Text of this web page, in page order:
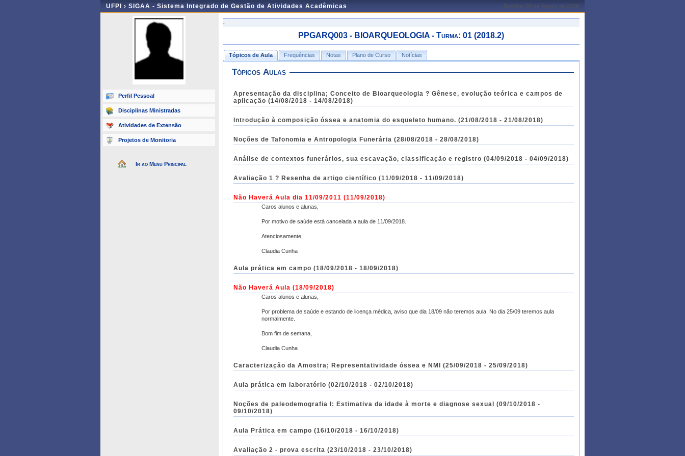
UFPI › SIGAA - Sistema Integrado de Gestão de Atividades Acadêmicas Teresina, 07 de Agosto de 2026
Perfil Pessoal
Disciplinas Ministradas
Atividades de Extensão
Projetos de Monitoria
Ir ao Menu Principal
-
PPGARQ003 - BIOARQUEOLOGIA - Turma: 01 (2018.2)
Tópicos de Aula Frequências Notas Plano de Curso Notícias
Tópicos Aulas
Apresentação da disciplina; Conceito de Bioarqueologia ? Gênese, evolução teórica e campos de
aplicação (14/08/2018 - 14/08/2018)
Introdução à composição óssea e anatomia do esqueleto humano. (21/08/2018 - 21/08/2018)
Noções de Tafonomia e Antropologia Funerária (28/08/2018 - 28/08/2018)
Análise de contextos funerários, sua escavação, classificação e registro (04/09/2018 - 04/09/2018)
Avaliação 1 ? Resenha de artigo científico (11/09/2018 - 11/09/2018)
Não Haverá Aula dia 11/09/2011 (11/09/2018)
Caros alunos e alunas,
Por motivo de saúde está cancelada a aula de 11/09/2018.
Atenciosamente,
Claudia Cunha
Aula prática em campo (18/09/2018 - 18/09/2018)
Não Haverá Aula (18/09/2018)
Caros alunos e alunas,
Por problema de saúde e estando de licença médica, aviso que dia 18/09 não teremos aula. No dia 25/09 teremos aula
normalmente.
Bom fim de semana,
Claudia Cunha
Caracterização da Amostra; Representatividade óssea e NMI (25/09/2018 - 25/09/2018)
Aula prática em laboratório (02/10/2018 - 02/10/2018)
Noções de paleodemografia I: Estimativa da idade à morte e diagnose sexual (09/10/2018 -
09/10/2018)
Aula Prática em campo (16/10/2018 - 16/10/2018)
Avaliação 2 - prova escrita (23/10/2018 - 23/10/2018)